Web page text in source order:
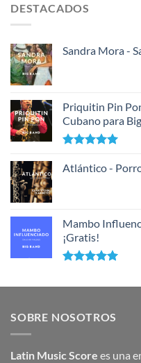
DESTACADOS
Sandra Mora -
Priquitin Pin
Cubano para
con5.00
Atlántico -
Mambo
¡Gratis!
SOBRE NOSOTROS
Latin Music Score es una